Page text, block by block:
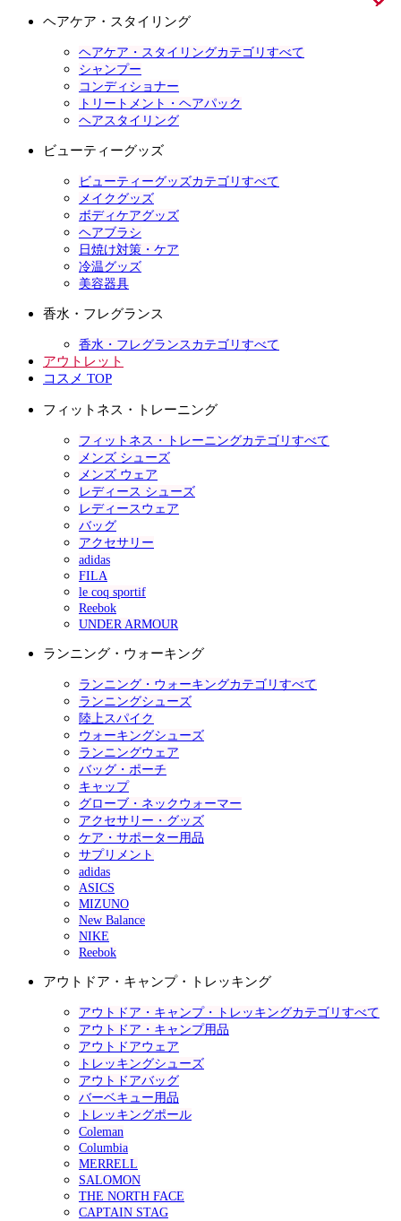
ヘアケア・スタイリング
ヘアケア・スタイリングカテゴリすべて
シャンプー
コンディショナー
トリートメント・ヘアパック
ヘアスタイリング
ビューティーグッズ
ビューティーグッズカテゴリすべて
メイクグッズ
ボディケアグッズ
ヘアブラシ
日焼け対策・ケア
冷温グッズ
美容器具
香水・フレグランス
香水・フレグランスカテゴリすべて
アウトレット
コスメ TOP
フィットネス・トレーニング
フィットネス・トレーニングカテゴリすべて
メンズ シューズ
メンズ ウェア
レディース シューズ
レディースウェア
バッグ
アクセサリー
adidas
FILA
le coq sportif
Reebok
UNDER ARMOUR
ランニング・ウォーキング
ランニング・ウォーキングカテゴリすべて
ランニングシューズ
陸上スパイク
ウォーキングシューズ
ランニングウェア
バッグ・ポーチ
キャップ
グローブ・ネックウォーマー
アクセサリー・グッズ
ケア・サポーター用品
サプリメント
adidas
ASICS
MIZUNO
New Balance
NIKE
Reebok
アウトドア・キャンプ・トレッキング
アウトドア・キャンプ・トレッキングカテゴリすべて
アウトドア・キャンプ用品
アウトドアウェア
トレッキングシューズ
アウトドアバッグ
バーベキュー用品
トレッキングポール
Coleman
Columbia
MERRELL
SALOMON
THE NORTH FACE
CAPTAIN STAG